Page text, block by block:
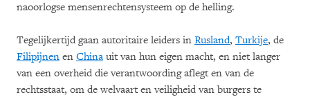
naoorlogse mensenrechtensysteem op de helling.
Tegelijkertijd gaan autoritaire leiders in Rusland, Turkije, de
Filipijnen en China uit van hun eigen macht, en niet langer
van een overheid die verantwoording aflegt en van de
rechtsstaat, om de welvaart en veiligheid van burgers te